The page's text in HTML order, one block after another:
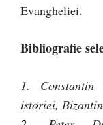
Evangheliei.
Bibliografie
1. Constantin
istoriei,